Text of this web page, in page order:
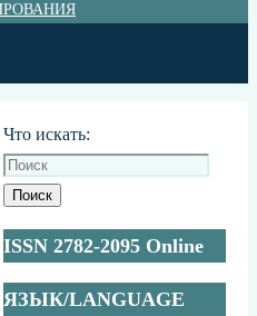
Что искать:
Поиск
ISSN 2782-2095 Online
ЯЗЫК/LANGUAGE